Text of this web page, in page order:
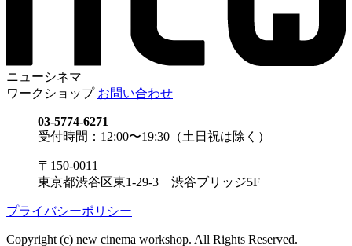
ニューシネマ
ワークショップ お問い合わせ
03-5774-6271
受付時間：12:00〜19:30（土日祝は除く）
〒150-0011
東京都渋谷区東1-29-3 渋谷ブリッジ5F
プライバシーポリシー
Copyright (c) new cinema workshop. All Rights Reserved.